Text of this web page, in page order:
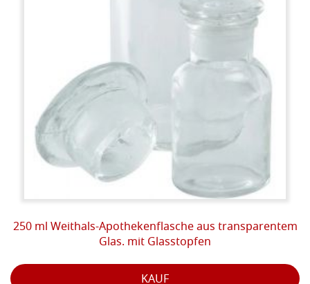
250 ml Weithals-Apothekenflasche aus transparentem
Glas. mit Glasstopfen
KAUF